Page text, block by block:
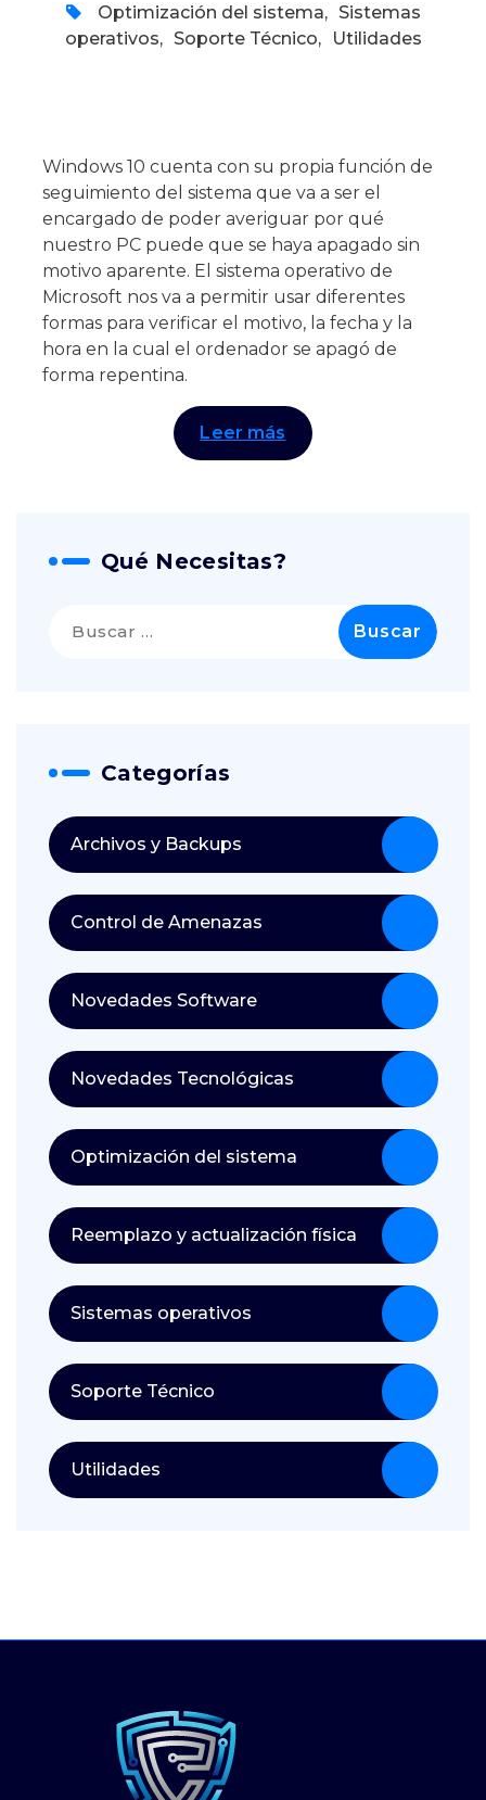
Optimización del sistema, Sistemas
operativos, Soporte Técnico, Utilidades
Windows 10 cuenta con su propia función de
seguimiento del sistema que va a ser el
encargado de poder averiguar por qué
nuestro PC puede que se haya apagado sin
motivo aparente. El sistema operativo de
Microsoft nos va a permitir usar diferentes
formas para verificar el motivo, la fecha y la
hora en la cual el ordenador se apagó de
forma repentina.
Leer más
Qué Necesitas?
Categorías
Archivos y Backups
Control de Amenazas
Novedades Software
Novedades Tecnológicas
Optimización del sistema
Reemplazo y actualización física
Sistemas operativos
Soporte Técnico
Utilidades